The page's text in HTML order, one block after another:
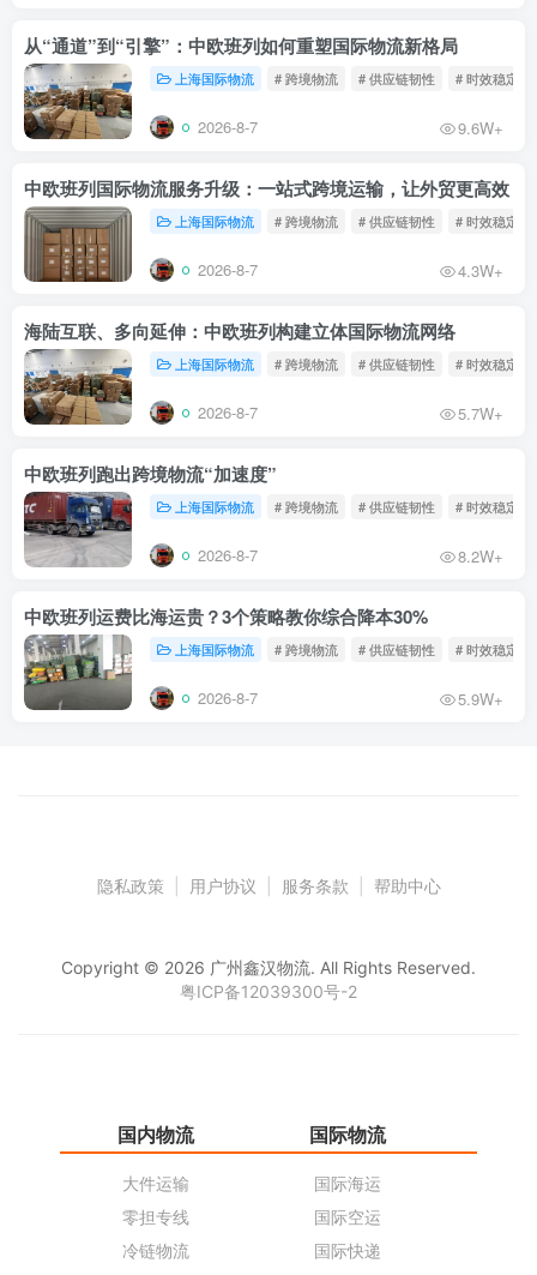
从“通道”到“引擎”：中欧班列如何重塑国际物流新格局
上海国际物流 # 跨境物流 # 供应链韧性 # 时效稳定
2026-8-7 9.6W+
中欧班列国际物流服务升级：一站式跨境运输，让外贸更高效
上海国际物流 # 跨境物流 # 供应链韧性 # 时效稳定
2026-8-7 4.3W+
海陆互联、多向延伸：中欧班列构建立体国际物流网络
上海国际物流 # 跨境物流 # 供应链韧性 # 时效稳定
2026-8-7 5.7W+
中欧班列跑出跨境物流“加速度”
上海国际物流 # 跨境物流 # 供应链韧性 # 时效稳定
2026-8-7 8.2W+
中欧班列运费比海运贵？3个策略教你综合降本30%
上海国际物流 # 跨境物流 # 供应链韧性 # 时效稳定
2026-8-7 5.9W+
隐私政策 用户协议 服务条款 帮助中心
Copyright © 2026 广州鑫汉物流. All Rights Reserved.
粤ICP备12039300号-2
国内物流
大件运输
零担专线
冷链物流
国际物流
国际海运
国际空运
国际快递